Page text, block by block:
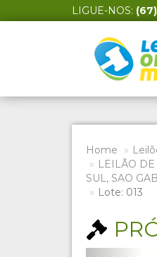
LIGUE-NOS:
Home
LEILÃO
SUL, SAO
Lote: 013